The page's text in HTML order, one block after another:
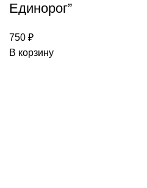
Единорог”
750 ₽
В корзину